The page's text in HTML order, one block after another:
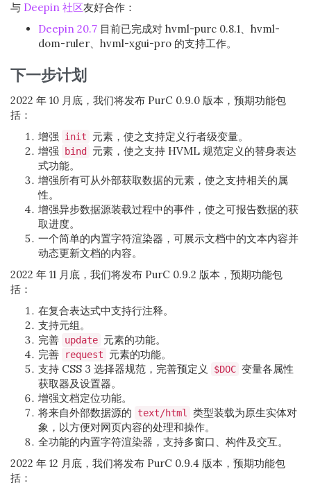
与 Deepin 社区友好合作：
Deepin 20.7 目前已完成对 hvml-purc 0.8.1、hvml-
dom-ruler、hvml-xgui-pro 的支持工作。
下一步计划
2022 年 10 月底，我们将发布 PurC 0.9.0 版本，预期功能包
括：
增强
init
元素，使之支持定义行者级变量。
增强
bind
元素，使之支持 HVML 规范定义的替身表达
式功能。
增强所有可从外部获取数据的元素，使之支持相关的属
性。
增强异步数据源装载过程中的事件，使之可报告数据的获
取进度。
一个简单的内置字符渲染器，可展示文档中的文本内容并
动态更新文档的内容。
2022 年 11 月底，我们将发布 PurC 0.9.2 版本，预期功能包
括：
在复合表达式中支持行注释。
支持元组。
完善 update 元素的功能。
完善
request
元素的功能。
支持 CSS 3 选择器规范，完善预定义
$DOC 变量各属性
获取器及设置器。
增强文档定位功能。
将来自外部数据源的
text/html 类型装载为原生实体对
象，以方便对网页内容的处理和操作。
全功能的内置字符渲染器，支持多窗口、构件及交互。
2022 年 12 月底，我们将发布 PurC 0.9.4 版本，预期功能包
括：